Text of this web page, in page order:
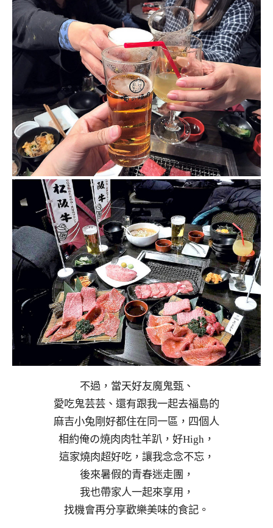
不過，當天好友魔鬼甄、
愛吃鬼芸芸、還有跟我一起去福島的
麻吉小兔剛好都住在同一區，四個人
相約俺の焼肉肉牡羊趴，好High，
這家燒肉超好吃，讓我念念不忘，
後來暑假的青春迷走團，
我也帶家人一起來享用，
找機會再分享歡樂美味的食記。